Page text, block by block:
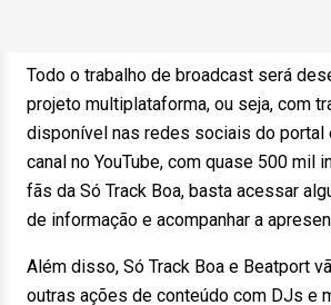
Todo o trabalho de broadcast será
projeto multiplataforma, ou seja, com
disponível nas redes sociais do portal
canal no YouTube, com quase 500 mil
fãs da Só Track Boa, basta acessar
de informação e acompanhar a
Além disso, Só Track Boa e Beatport
outras ações de conteúdo com DJs e